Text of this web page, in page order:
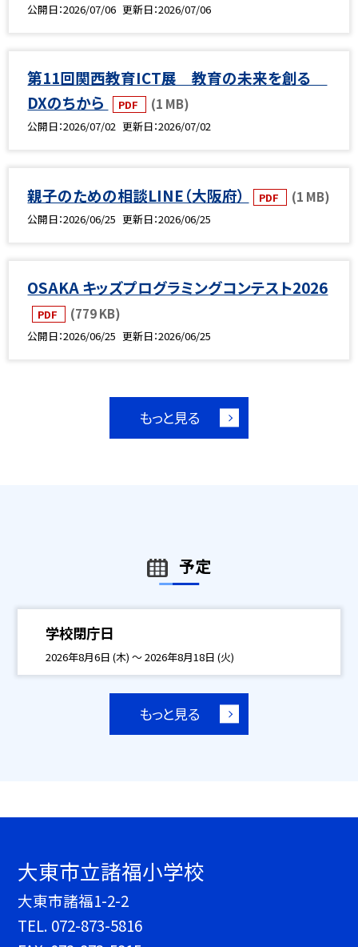
公開日 2026/07/06 更新日 2026/07/06
第11回関西教育ICT展 教育の未来を創る
DXのちから
PDF (1 MB)
公開日 2026/07/02 更新日 2026/07/02
親子のための相談LINE（大阪府） PDF (1 MB)
公開日 2026/06/25 更新日 2026/06/25
OSAKA キッズプログラミングコンテスト2026
PDF (779 KB)
公開日 2026/06/25 更新日 2026/06/25
もっと見る
予定
学校閉庁日
2026年8月6日 (木) ～ 2026年8月18日 (火)
もっと見る
大東市立諸福小学校
大東市諸福1-2-2
TEL. 072-873-5816